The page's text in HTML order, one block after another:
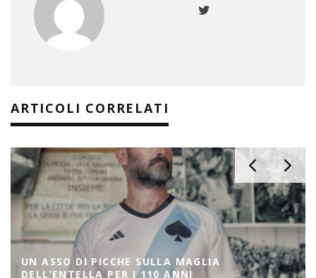
ARTICOLI CORRELATI
UN ASSO DI PICCHE SULLA MAGLIA
DELL’ENTELLA PER I 110 ANNI